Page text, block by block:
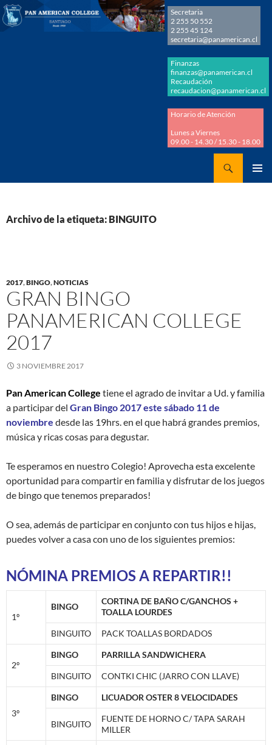
Secretaria
2 255 50 552
2 255 45 124
secretaria@panamerican.cl
Finanzas
finanzas@panamerican.cl
Recaudación
recaudacion@panamerican.cl
Horario de Atención
Lunes a Viernes
09.00 - 14.30 / 15.30 - 18.00
Archivo de la etiqueta: BINGUITO
2017,BINGO,NOTICIAS
GRAN BINGO
PANAMERICAN COLLEGE
2017
3 NOVIEMBRE 2017
Pan American College tiene el agrado de invitar a Ud. y familia
a participar del Gran Bingo 2017 este sábado 11 de
noviembre desde las 19hrs. en el que habrá grandes premios,
música y ricas cosas para degustar.
Te esperamos en nuestro Colegio! Aprovecha esta excelente
oportunidad para compartir en familia y disfrutar de los juegos
de bingo que tenemos preparados!
O sea, además de participar en conjunto con tus hijos e hijas,
puedes volver a casa con uno de los siguientes premios:
NÓMINA PREMIOS A REPARTIR!!
1º
BINGO
CORTINA DE BAÑO C/GANCHOS +
TOALLA LOURDES
BINGUITO PACK TOALLAS BORDADOS
2º
BINGO PARRILLA SANDWICHERA
BINGUITO CONTKI CHIC (JARRO CON LLAVE)
3º
BINGO LICUADOR OSTER 8 VELOCIDADES
BINGUITO
FUENTE DE HORNO C/ TAPA SARAH
MILLER